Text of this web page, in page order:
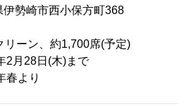
崎市西小保方町368
ン、約1,700席(予定)
2月28日(木)まで
春より